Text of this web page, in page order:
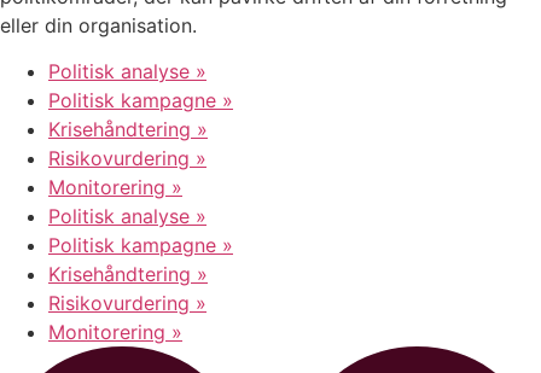
eller din organisation.
Politisk analyse »
Politisk kampagne »
Krisehåndtering »
Risikovurdering »
Monitorering »
Politisk analyse »
Politisk kampagne »
Krisehåndtering »
Risikovurdering »
Monitorering »